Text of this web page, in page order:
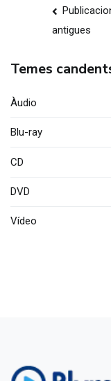
de
antigues
Temes
Àudio
Blu-ray
CD
DVD
Vídeo